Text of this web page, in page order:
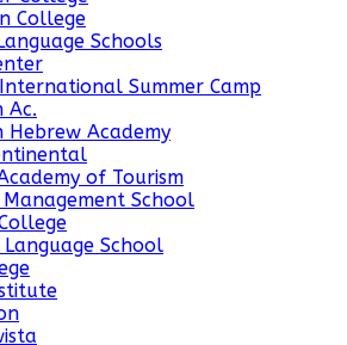
College
Schools
Summer Camp
Ac.
Hebrew Academy
of Tourism
School
School